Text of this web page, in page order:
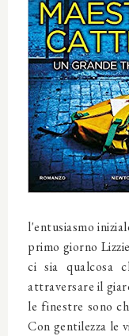
l'entusiasmo
primo giorno
ci sia qualcosa
attraversare il
le finestre sono
Con gentilezza le